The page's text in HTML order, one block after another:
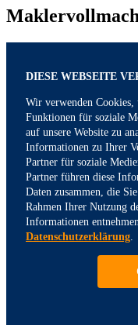
DIESE WEBSEITE
Wir verwenden Cookies,
Funktionen für soziale
auf unsere Website zu
Informationen zu Ihrer
Partner für soziale
Partner führen diese
Daten zusammen, die
Rahmen Ihrer Nutzung
Informationen
Datenschutzerklärung.
werden kann, ist in der
Erklärungen wir
beispielsweise bei
Schadenmeldungen.
Mit einer erteilten
bequem und zeitsparend
durchführen, ohne dass
notwendig ist.
Die Maklervollmacht
Zustimmung Änderungen
vorgenommen werden.
Maklervertrag klar die
Versicherungsmaklers. Er
und stellt sicher, dass